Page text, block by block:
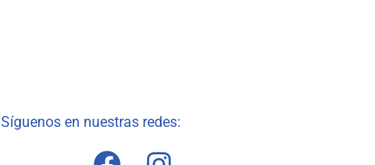
Síguenos en nuestras redes: